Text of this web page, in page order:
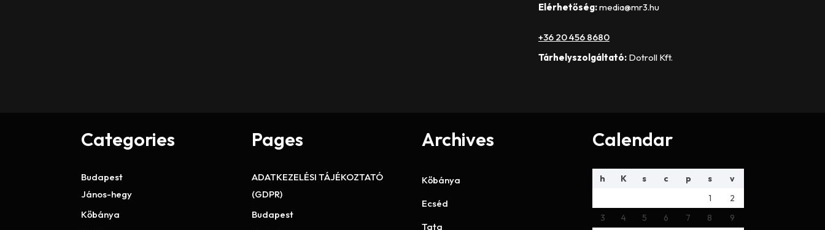
Elérhetőség:media@mr3.hu
+36 20 456 8680
Tárhelyszolgáltató: Dotroll Kft.
Categories
Budapest
János-hegy
Kőbánya
Pages
ADATKEZELÉSI TÁJÉKOZTATÓ
(GDPR)
Budapest
Archives
Kőbánya
Ecséd
Tata
Calendar
h K s c p s
v
1
2
3
4 5 6 7 8
9